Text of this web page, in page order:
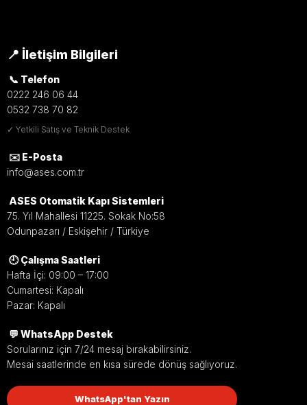
📍 İletişim Bilgileri
📞 Telefon
0222 246 06 44
0532 738 70 82
✓ Yetkili Satış ve Teknik Destek
✉️ E-Posta
info@ases.com.tr
ASES Otomatik Kapı Sistemleri
75. Yıl Mahallesi 11225. Sokak No:58
Odunpazarı / Eskişehir / Türkiye
🕘 Çalışma Saatleri
Hafta İçi: 09:00 – 17:00
Cumartesi: Kapalı
Pazar: Kapalı
💬 WhatsApp Destek
Sorularınız için 7/24 mesaj bırakabilirsiniz.
Mesai saatlerinde en kısa sürede dönüş sağlıyoruz.
WhatsApp'tan Yazın